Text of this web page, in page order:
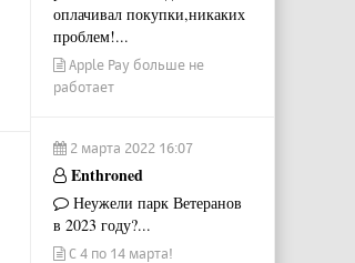
оплачивал покупки,никаких
проблем!...
Apple Pay больше не
работает
2 марта 2022 16:07
Enthroned
Неужели парк Ветеранов
в 2023 году?...
С 4 по 14 марта!